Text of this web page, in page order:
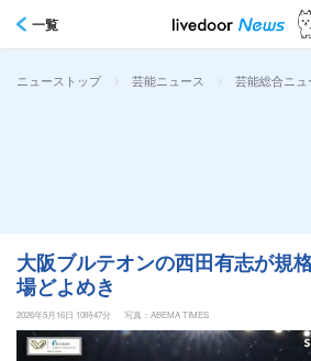
一覧
ニューストップ > 芸能ニュース > 芸能総合ニュ
大阪ブルテオンの西田有志が規
場どよめき
2026年5月16日 10時47分 写真：ABEMA TIMES